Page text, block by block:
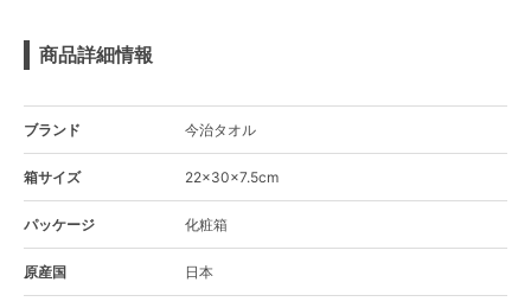
商品詳細情報
ブランド 今治タオル
箱サイズ 22×30×7.5cm
パッケージ 化粧箱
原産国 日本